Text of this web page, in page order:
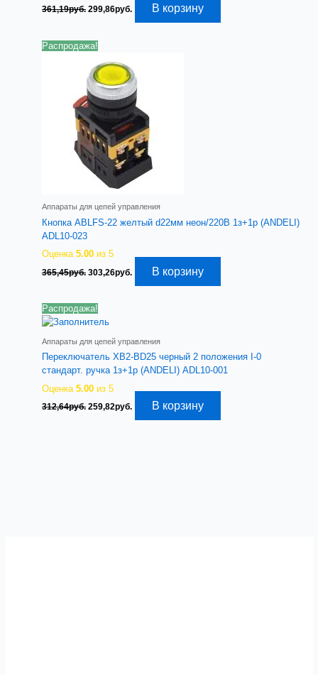
361,19руб. Первоначальная
361,19руб..
299,86руб. ТекущаяВ корзину
Распродажа!
Аппараты для цепей управления
Кнопка ABLFS-22 желтый d22мм неон/220В 1з+1р (ANDELI)
ADL10-023
Оценка5.00 из 5
365,45руб. Первоначальная
365,45руб..
303,26руб. ТекущаяВ корзину
Распродажа!
Аппараты для цепей управления
Переключатель XB2-BD25 черный 2 положения I-0
стандарт. ручка 1з+1р (ANDELI) ADL10-001
Оценка5.00 из 5
312,64руб. Первоначальная
259,82руб. ТекущаяВ корзину